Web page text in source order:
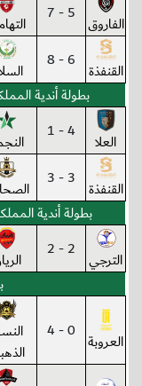
الفاروق 5 - 7
القنفذة 6 - 8
بطولة أندية المملكة
العلا 4 - 1
القنفذة 3 - 3
بطولة أندية المملكة
الترجي 2 - 2
العروبة 0 - 4